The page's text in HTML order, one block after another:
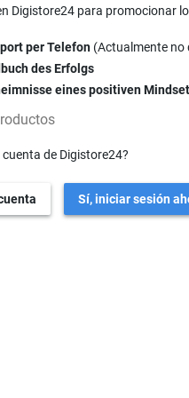
Digistore24 para promocionar
per Telefon (Actualmente no
des Erfolgs
eines positiven
cuenta de Digistore24?
Sí, iniciar sesión